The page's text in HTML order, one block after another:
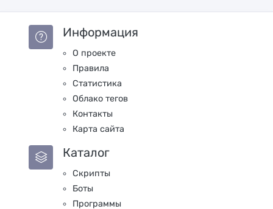
Информация
О проекте
Правила
Статистика
Облако тегов
Контакты
Карта сайта
Каталог
Скрипты
Боты
Программы